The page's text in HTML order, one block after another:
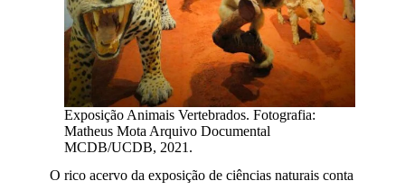
Exposição Animais Vertebrados. Fotografia:
Matheus Mota Arquivo Documental
MCDB/UCDB, 2021.
O rico acervo da exposição de ciências naturais conta